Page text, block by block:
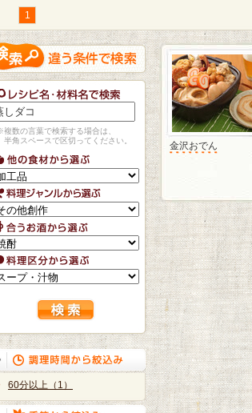
1
複数の言葉で検索する場合は、
半角スペースで区切ってください。
60分以上（1）
金沢おでん